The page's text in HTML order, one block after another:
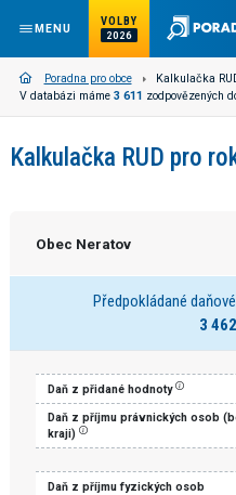
MENU
VOLBY
2026
Poradna pro obce
Kalkulačka
V databázi máme 3 611 zodpovězených
Kalkulačka RUD pro
Obec Neratov
Předpokládané
3
Daň z přidané hodnoty
Daň z příjmu právnických osob
kraji)
Daň z příjmu fyzických osob